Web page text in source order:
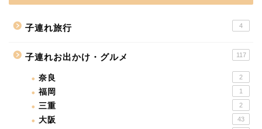
子連れ旅行 4
子連れお出かけ・グルメ 117
奈良 2
福岡 1
三重 2
大阪 43